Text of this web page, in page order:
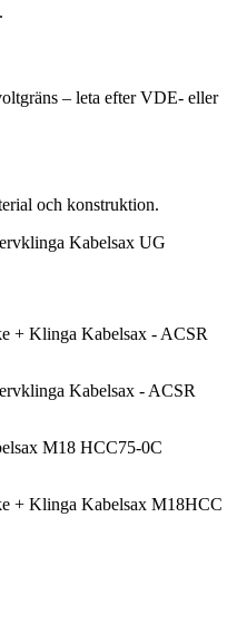
– leta efter VDE- eller
och konstruktion.
Kabelsax UG
+ Klinga Kabelsax - ACSR
Kabelsax - ACSR
M18 HCC75-0C
+ Klinga Kabelsax M18HCC